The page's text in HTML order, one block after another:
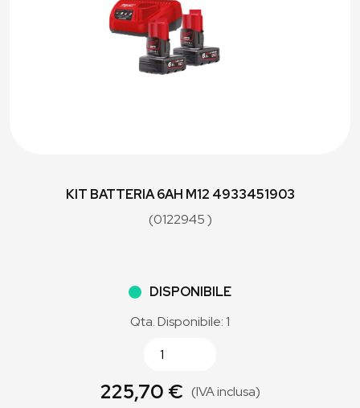
KIT BATTERIA 6AH M12 4933451903
(0122945 )
DISPONIBILE
Qta. Disponibile: 1
225,70 € (IVA inclusa)